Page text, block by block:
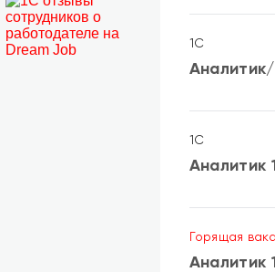
1С
1С
Аналитик
Горящая
Аналитик